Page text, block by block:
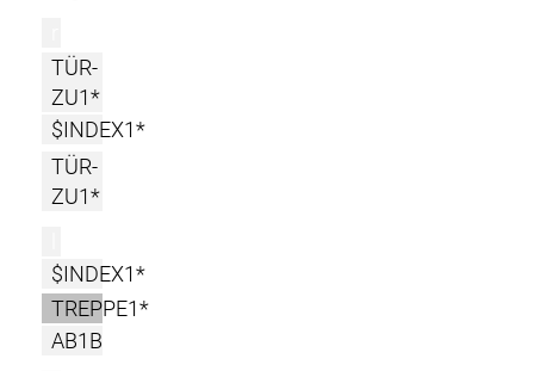
TÜR-
ZU1*
$INDEX1*
TÜR-
ZU1*
$INDEX1*
TREPPE1*
AB1B